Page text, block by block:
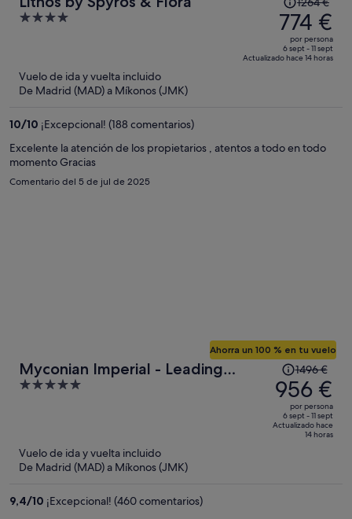
4
precio
era
de
1264 €,
por
774 €
por persona
6 sept - 11 sept
Actualizado hace 14 horas
Vuelo de ida y vuelta incluido
De Madrid (MAD) a Míkonos (JMK)
10/10 ¡Excepcional! (188 comentarios)
Excelente la atención de los propietarios , atentos a todo en todo
momento Gracias
Comentario del 5 de jul de 2025
Myconian Imperial - Leading
Hotels of the World
5
Ahorra un 100 % en tu vuelo
El
precio
era
de
1496 €,
1496 €
956 €
por persona
6 sept - 11 sept
Actualizado hace
14 horas
Vuelo de ida y vuelta incluido
De Madrid (MAD) a Míkonos (JMK)
9,4/10 ¡Excepcional! (460 comentarios)